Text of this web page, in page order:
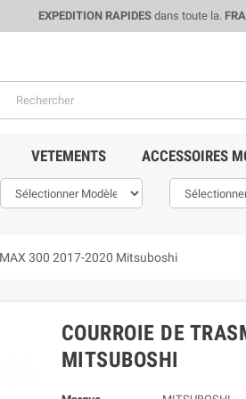
EXPEDITION RAPIDESdans toute la.
VETEMENTS ACCESSOIRES
300 2017-2020 Mitsuboshi
COURROIE DE
MITSUBOSHI